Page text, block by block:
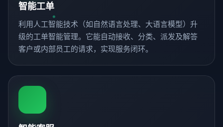
智能工单
利用人工智能技术（如自然语言处理、大语言模型）升
级的工单智能管理。它能自动接收、分类、派发及解答
客户或内部员工的请求，实现服务闭环。